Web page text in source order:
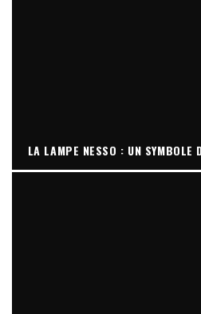
LA LAMPE NESSO : UN SYMBOLE